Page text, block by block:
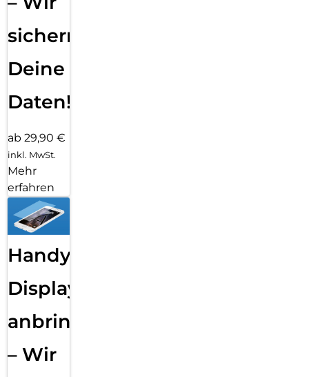
sichern
Deine
Daten!
ab 29,90 €
inkl. MwSt.
Mehr
erfahren
Handy
Displayfolie
anbringen
– Wir